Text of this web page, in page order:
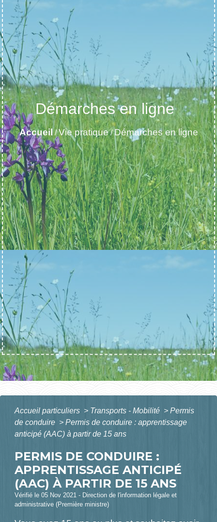
Démarches en ligne
Accueil/Vie pratique/Démarches en ligne
Accueil particuliers > Transports - Mobilité > Permis
de conduire > Permis de conduire : apprentissage
anticipé (AAC) à partir de 15 ans
PERMIS DE CONDUIRE :
APPRENTISSAGE ANTICIPÉ
(AAC) À PARTIR DE 15 ANS
Vérifié le 05 Nov 2021 - Direction de l'information légale et
administrative (Première ministre)